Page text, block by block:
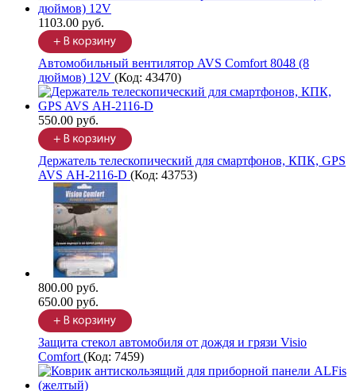
1103.00 руб.
Автомобильный вентилятор AVS Comfort 8048 (8
дюймов) 12V (Код: 43470)
550.00 руб.
Держатель телескопический для смартфонов, КПК, GPS
AVS АН-2116-D (Код: 43753)
800.00 руб.
650.00 руб.
Защита стекол автомобиля от дождя и грязи Visio
Comfort (Код: 7459)